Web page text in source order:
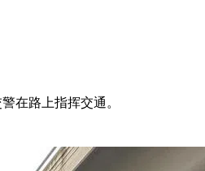
在路上指挥交通。